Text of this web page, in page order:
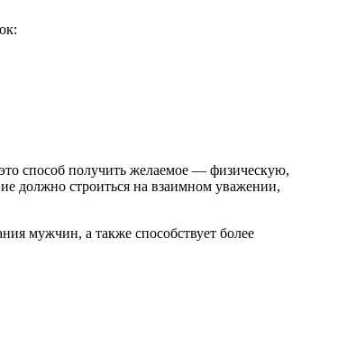
способ получить желаемое — физическую,
должно строиться на взаимном уважении,
мужчин, а также способствует более